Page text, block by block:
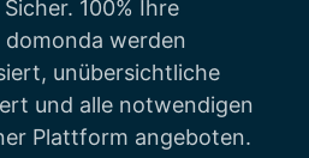
100% Ihre
werden
unübersichtliche
und alle notwendigen
Plattform angeboten.